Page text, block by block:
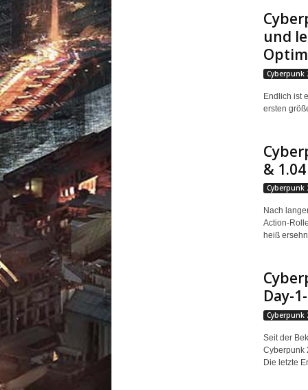
und
Cyberpunk
Endlich ist
ersten
&
Cyberpunk
Nach
Action-
heiß
Day-
Cyberpunk
Seit der
Cyberpunk
Die letzte